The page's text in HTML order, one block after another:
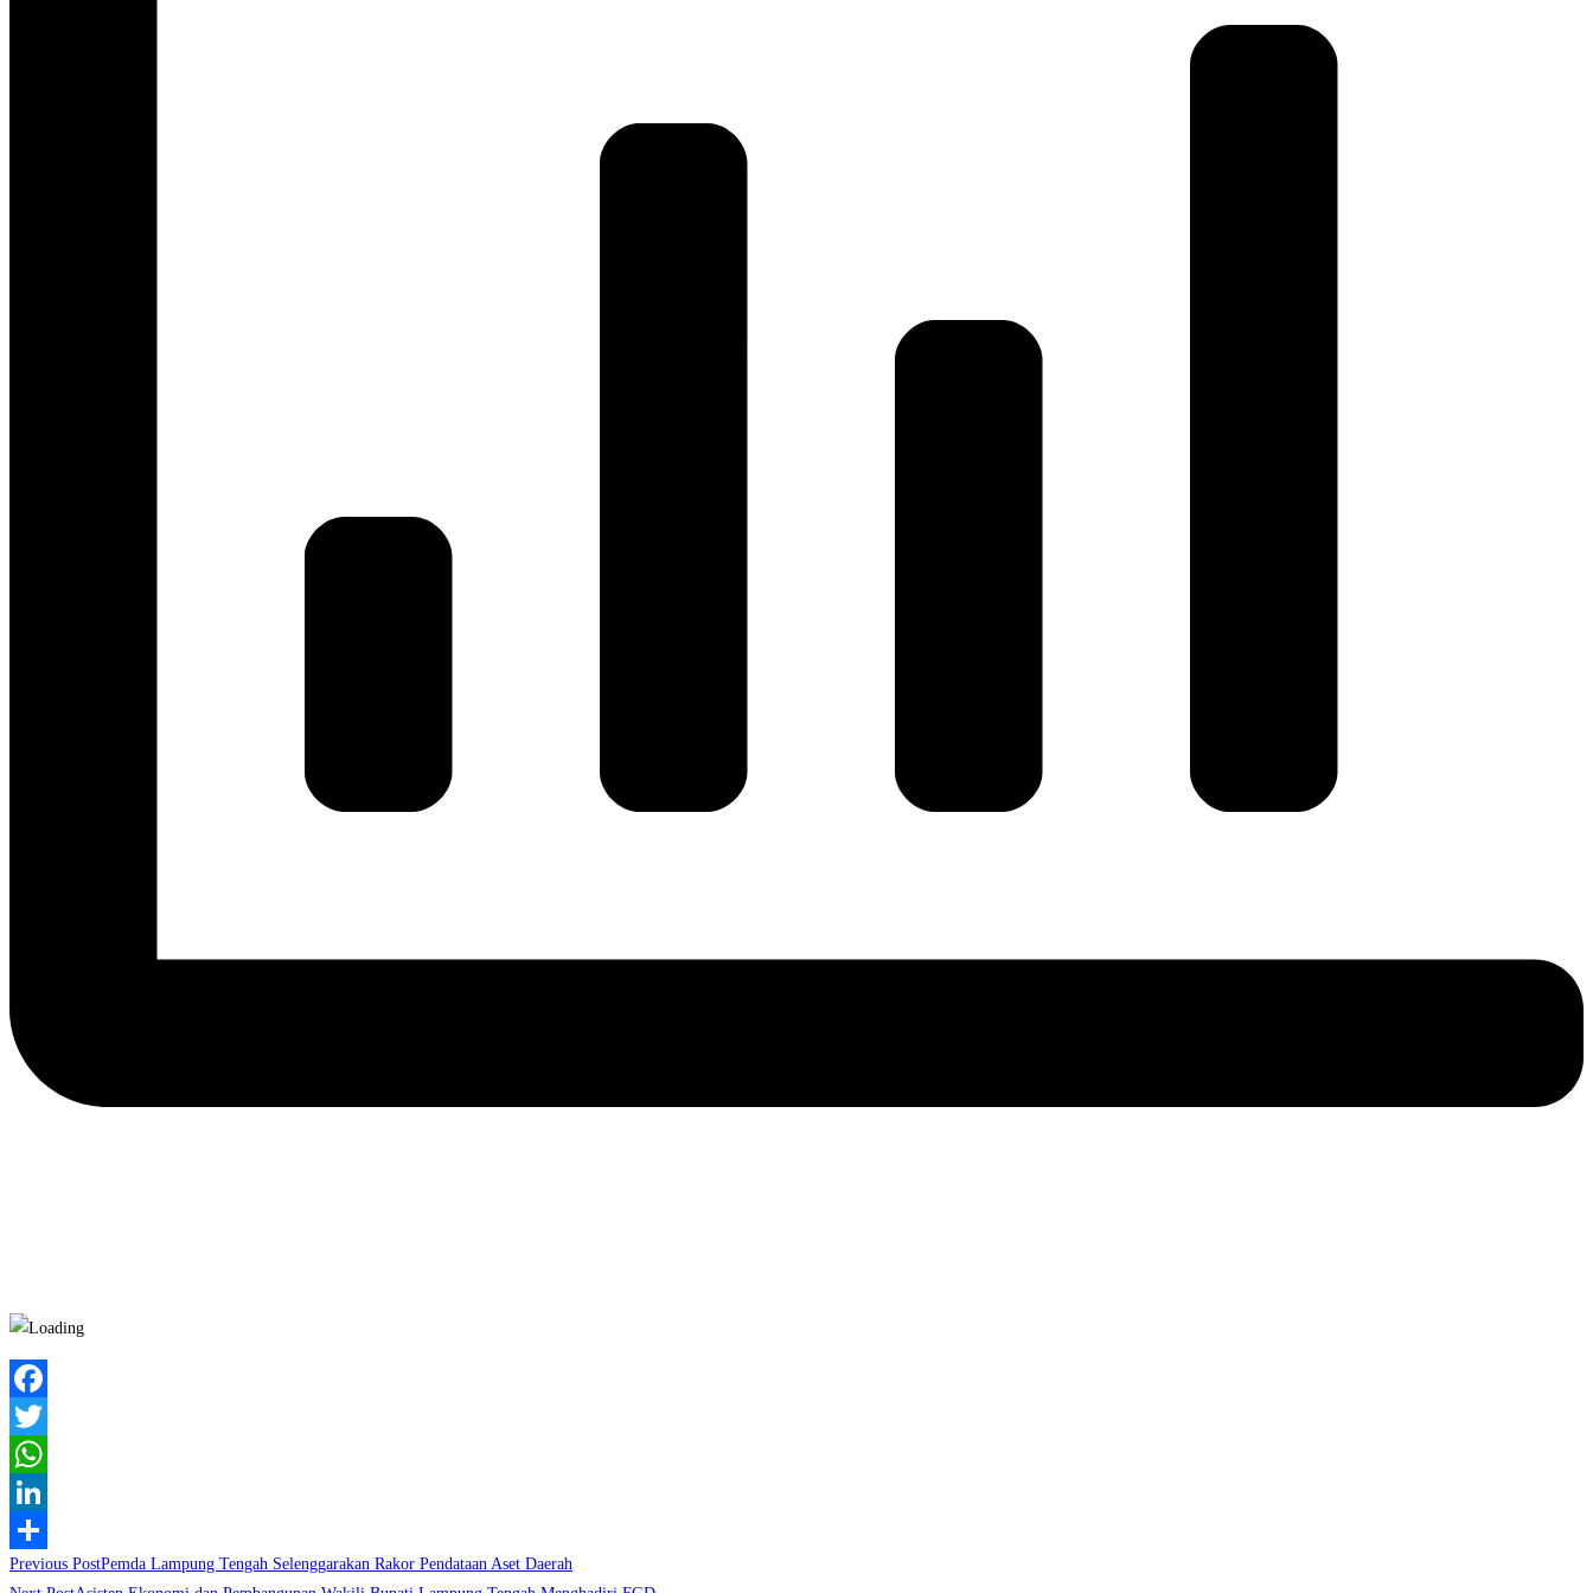
Facebook
Twitter
WhatsApp
LinkedIn
Share
Read
Previous PostPemda Lampung Tengah Selenggarakan Rakor Pendataan Aset Daerah